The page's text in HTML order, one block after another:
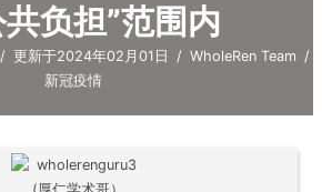
负担”范围内
/ 更新于2024年02月01日 / WholeRen Team /
新冠疫情